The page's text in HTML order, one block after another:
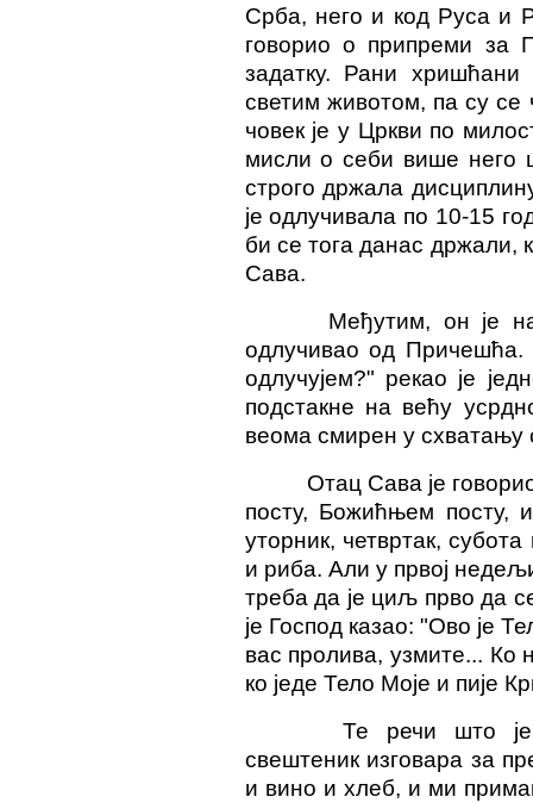
Срба, него и код Руса и
говорио о припреми за
задатку. Рани
светим животом, па су
човек је у Цркви по
мисли о себи више него
строго држала
је одлучивала по 10-15
би се тога данас држали,
Сава.
Међутим, он је
одлучивао од Причешћа.
одлучујем?" рекао је
подстакне на већу
веома смирен у схватању
Отац Сава је
посту, Божићњем посту,
уторник, четвртак,
и риба. Али у првој
треба да је циљ прво да
је Господ казао: "Ово је
вас пролива, узмите... Ко
ко једе Тело Моје и пије
Те речи што је
свештеник изговара за
и вино и хлеб, и ми